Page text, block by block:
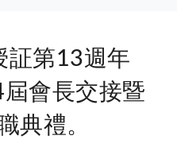
証第13週年
會長交接暨
典禮。